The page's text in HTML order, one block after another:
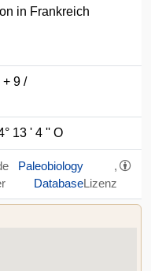
in Frankreich
+ 9 /
13 ' 4 '' O
Paleobiology
Database
,
Lizenz